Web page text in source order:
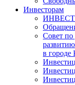
Инвесторам
Совет
в городе